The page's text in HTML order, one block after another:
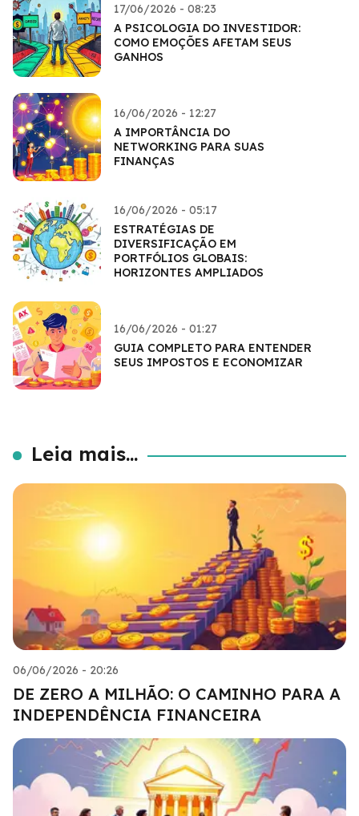
17/06/2026 - 08:23
A PSICOLOGIA DO INVESTIDOR:
COMO EMOÇÕES AFETAM SEUS
GANHOS
16/06/2026 - 12:27
A IMPORTÂNCIA DO
NETWORKING PARA SUAS
FINANÇAS
16/06/2026 - 05:17
ESTRATÉGIAS DE
DIVERSIFICAÇÃO EM
PORTFÓLIOS GLOBAIS:
HORIZONTES AMPLIADOS
16/06/2026 - 01:27
GUIA COMPLETO PARA ENTENDER
SEUS IMPOSTOS E ECONOMIZAR
Leia mais...
06/06/2026 - 20:26
DE ZERO A MILHÃO: O CAMINHO PARA A
INDEPENDÊNCIA FINANCEIRA